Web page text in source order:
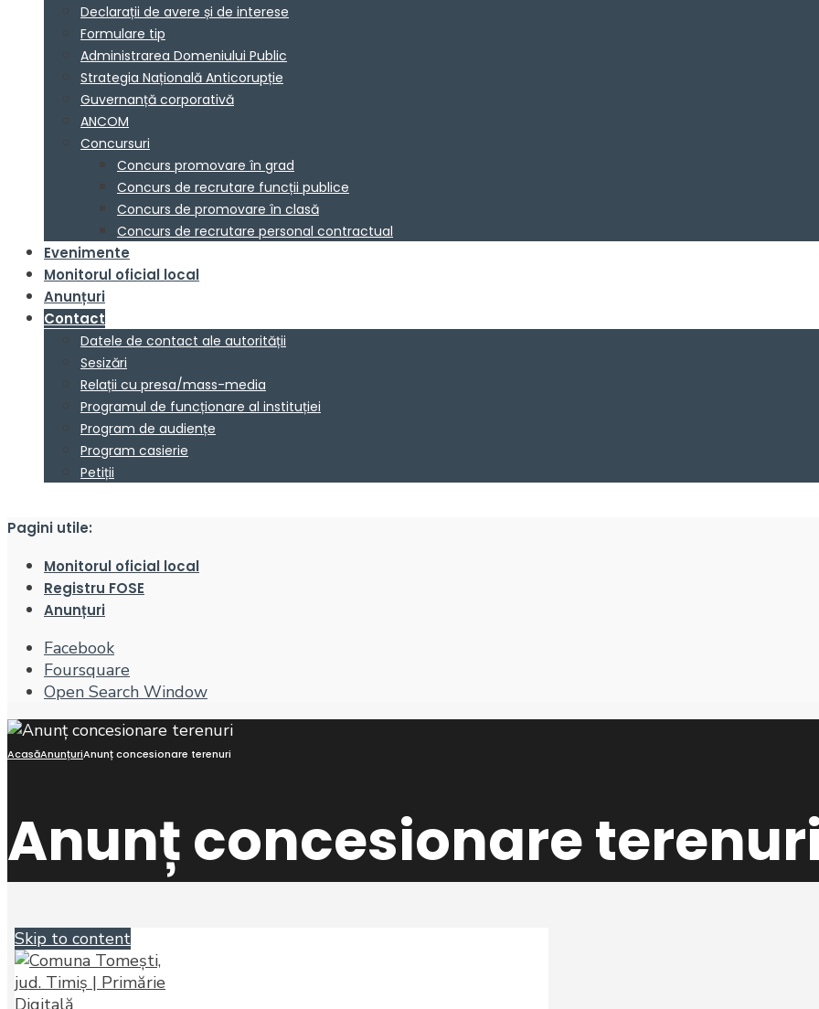
Declarații de avere și de interese
Formulare tip
Administrarea Domeniului Public
Strategia Națională Anticorupție
Guvernanță corporativă
ANCOM
Concursuri
Concurs promovare în grad
Concurs de recrutare funcții publice
Concurs de promovare în clasă
Concurs de recrutare personal contractual
Evenimente
Monitorul oficial local
Anunțuri
Contact
Datele de contact ale autorității
Sesizări
Relații cu presa/mass-media
Programul de funcționare al instituției
Program de audiențe
Program casierie
Petiții
Pagini utile:
Monitorul oficial local
Registru FOSE
Anunțuri
Facebook
Foursquare
Open Search Window
AcasăAnunțuriAnunț concesionare terenuri
Anunț concesionare